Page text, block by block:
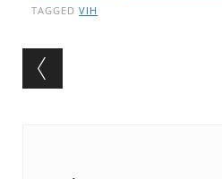
TAGGEDVIH
Post navigation